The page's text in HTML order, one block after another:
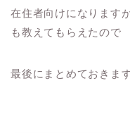
在住者向けになります
も教えてもらえたので
最後にまとめておきます